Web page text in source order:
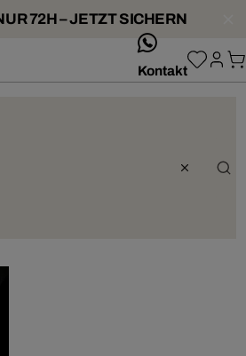
72H – JETZT SICHERN
Kontakt